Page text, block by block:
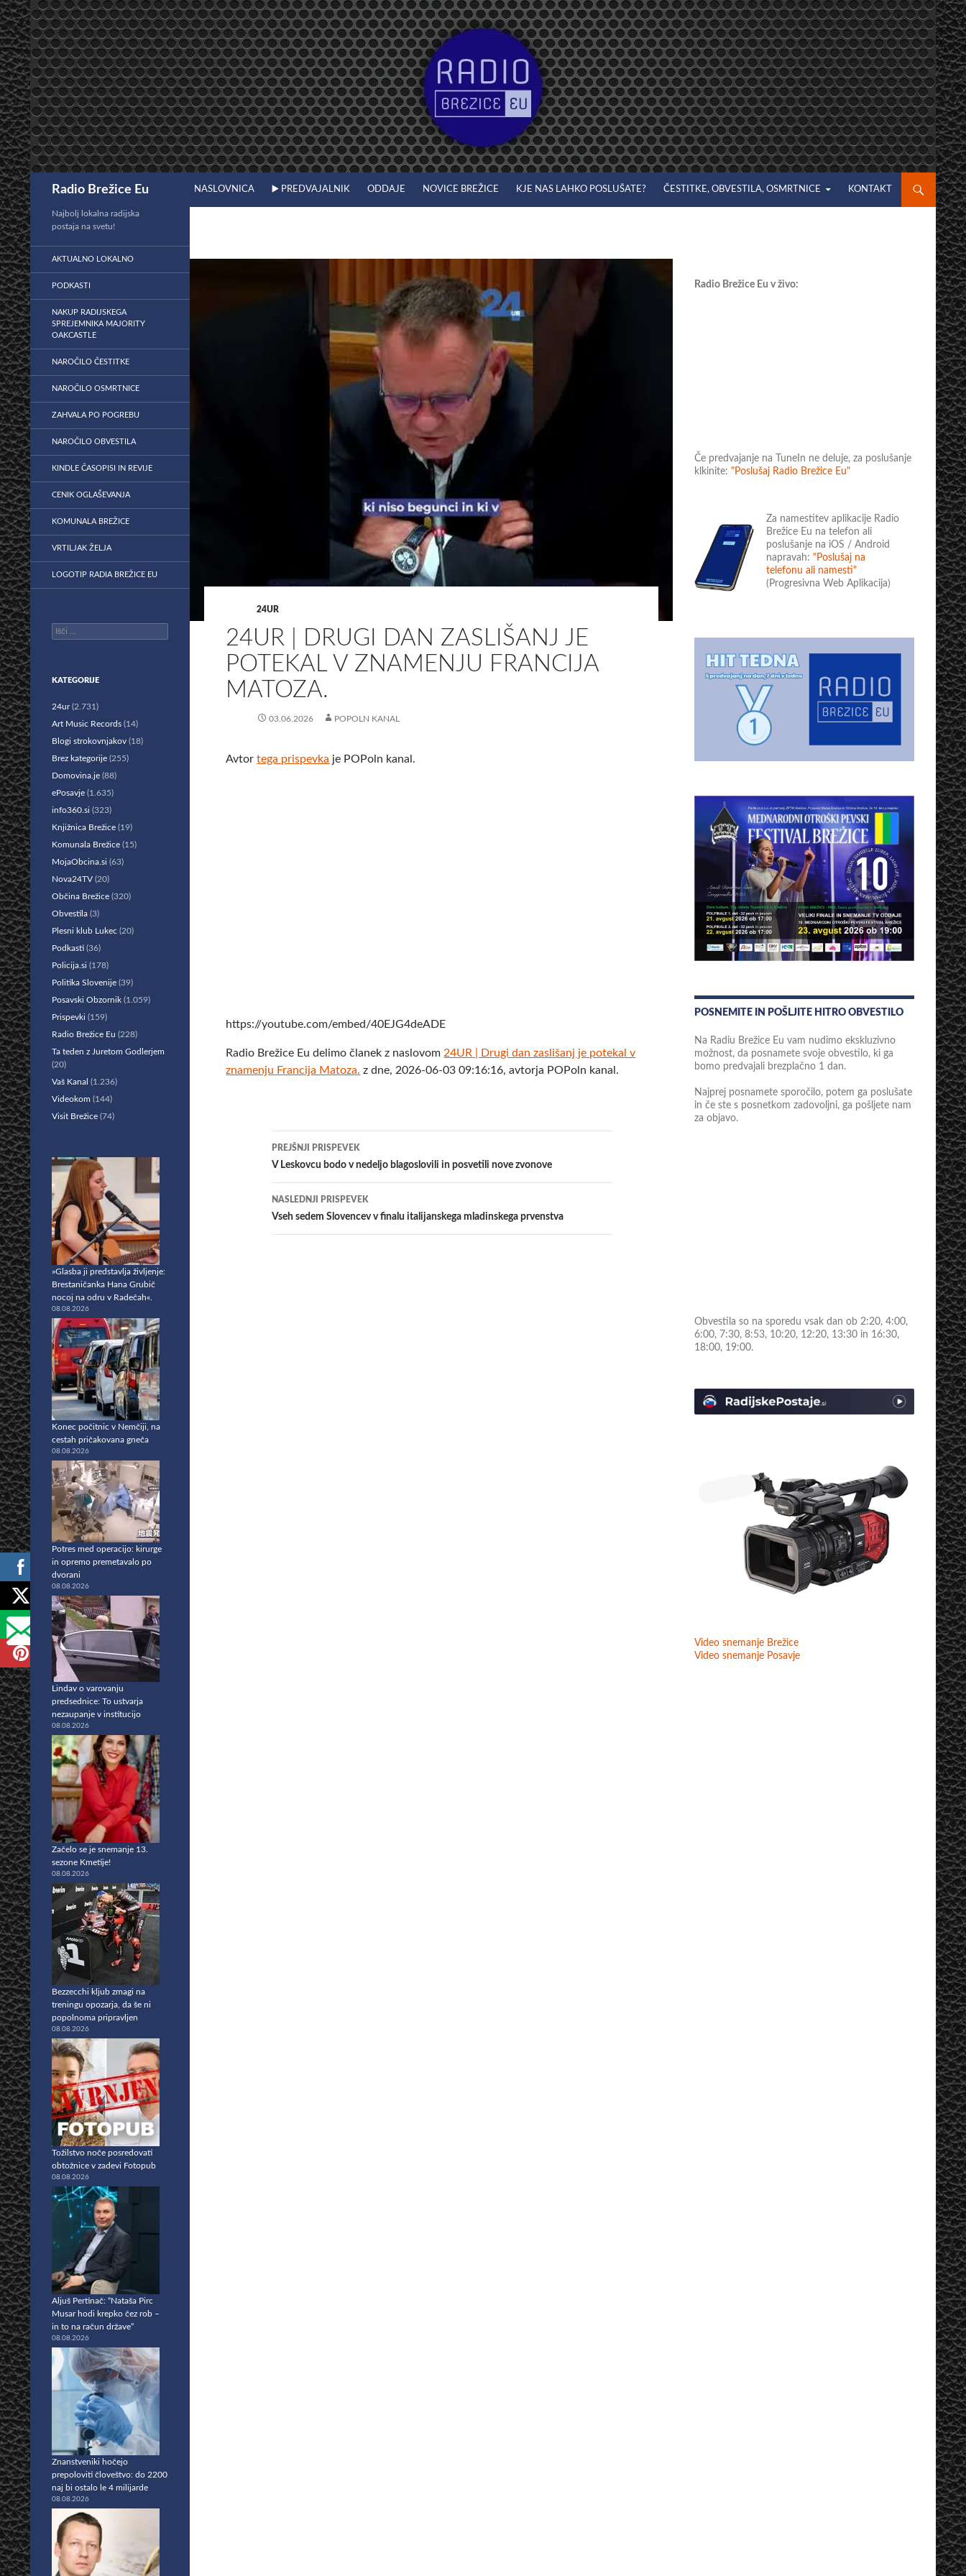
Preskoči
na
vsebino
Radio Brežice Eu NASLOVNICA ▶️ PREDVAJALNIK ODDAJE NOVICE BREŽICE KJE NAS LAHKO POSLUŠATE? ČESTITKE, OBVESTILA, OSMRTNICE KONTAKT
24UR
24UR | DRUGI DAN ZASLIŠANJ JE
POTEKAL V ZNAMENJU FRANCIJA
MATOZA.
03.06.2026 POPOLN KANAL
Avtortega prispevka je POPoln kanal.
https://youtube.com/embed/40EJG4deADE
Radio Brežice Eu delimo članek z naslovom24UR | Drugi dan zaslišanj je potekal v
znamenju Francija Matoza. z dne, 2026-06-03 09:16:16, avtorja POPoln kanal.
Krmarjenje
po
prispevkih
PREJŠNJI PRISPEVEK
V Leskovcu bodo v nedeljo blagoslovili in posvetili nove zvonove
NASLEDNJI PRISPEVEK
Vseh sedem Slovencev v finalu italijanskega mladinskega prvenstva
Radio Brežice Eu v živo:
Če predvajanje na TuneIn ne deluje, za poslušanje
klkinite: "Poslušaj Radio Brežice Eu"
Za namestitev aplikacije Radio
Brežice Eu na telefon ali
poslušanje na iOS / Android
napravah: "Poslušaj na
telefonu ali namesti"
(Progresivna Web Aplikacija)
POSNEMITE IN POŠLJITE HITRO OBVESTILO
Na Radiu Brežice Eu vam nudimo ekskluzivno
možnost, da posnamete svoje obvestilo, ki ga
bomo predvajali brezplačno 1 dan.
Najprej posnamete sporočilo, potem ga poslušate
in če ste s posnetkom zadovoljni, ga pošljete nam
za objavo.
Obvestila so na sporedu vsak dan ob 2:20, 4:00,
6:00, 7:30, 8:53, 10:20, 12:20, 13:30 in 16:30,
18:00, 19:00.
Video snemanje Brežice
Video snemanje Posavje
Najbolj lokalna radijska
postaja na svetu!
AKTUALNO LOKALNO
PODKASTI
NAKUP RADIJSKEGA
SPREJEMNIKA MAJORITY
OAKCASTLE
NAROČILO ČESTITKE
NAROČILO OSMRTNICE
ZAHVALA PO POGREBU
NAROČILO OBVESTILA
KINDLE ČASOPISI IN REVIJE
CENIK OGLAŠEVANJA
KOMUNALA BREŽICE
VRTILJAK ŽELJA
LOGOTIP RADIA BREŽICE EU
Išči:
KATEGORIJE
24ur(2.731)
Art Music Records (14)
Blogi strokovnjakov (18)
Brez kategorije (255)
Domovina.je (88)
ePosavje (1.635)
info360.si (323)
Knjižnica Brežice (19)
Komunala Brežice (15)
MojaObcina.si (63)
Nova24TV (20)
Občina Brežice (320)
Obvestila (3)
Plesni klub Lukec (20)
Podkasti (36)
Policija.si (178)
Politika Slovenije (39)
Posavski Obzornik (1.059)
Prispevki (159)
Radio Brežice Eu (228)
Ta teden z Juretom Godlerjem
(20)
Vaš Kanal (1.236)
Videokom (144)
Visit Brežice (74)
»Glasba ji predstavlja življenje:
Brestaničanka Hana Grubič
nocoj na odru v Radečah«.
08.08.2026
Konec počitnic v Nemčiji, na
cestah pričakovana gneča
08.08.2026
Potres med operacijo: kirurge
in opremo premetavalo po
dvorani
08.08.2026
Lindav o varovanju
predsednice: To ustvarja
nezaupanje v institucijo
08.08.2026
Začelo se je snemanje 13.
sezone Kmetije!
08.08.2026
Bezzecchi kljub zmagi na
treningu opozarja, da še ni
popolnoma pripravljen
08.08.2026
Tožilstvo noče posredovati
obtožnice v zadevi Fotopub
08.08.2026
Aljuš Pertinač: “Nataša Pirc
Musar hodi krepko čez rob –
in to na račun države”
08.08.2026
Znanstveniki hočejo
prepoloviti človeštvo: do 2200
naj bi ostalo le 4 milijarde
08.08.2026